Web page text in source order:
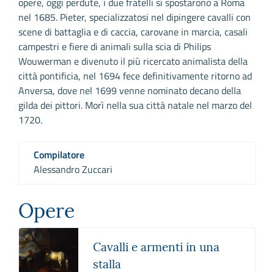
nel 1685. Pieter, specializzatosi nel dipingere cavalli con
scene di battaglia e di caccia, carovane in marcia, casali
campestri e fiere di animali sulla scia di Philips
Wouwerman e divenuto il più ricercato animalista della
città pontificia, nel 1694 fece definitivamente ritorno ad
Anversa, dove nel 1699 venne nominato decano della
gilda dei pittori. Morì nella sua città natale nel marzo del
1720.
Compilatore
Alessandro Zuccari
Opere
Cavalli e armenti in una
stalla